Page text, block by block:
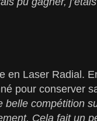
en Laser Radial.
pour conserver
compétition
Cela fait un